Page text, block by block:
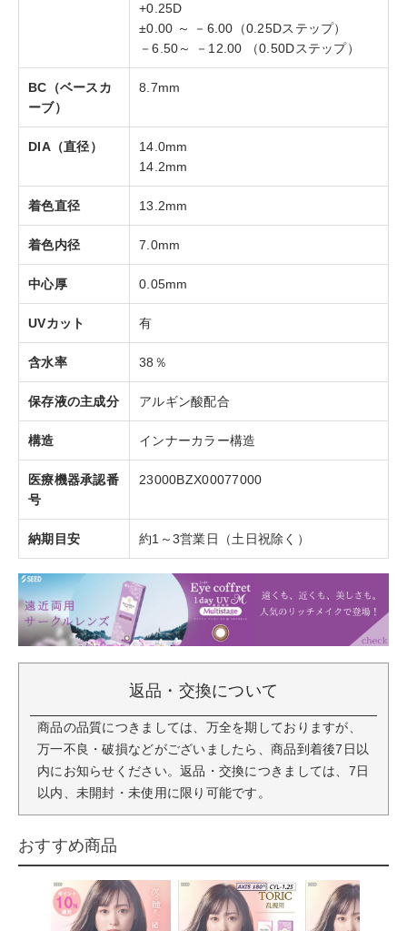
+0.25D
±0.00 ～ －6.00（0.25Dステップ）
－6.50～ －12.00 （0.50Dステップ）
BC（ベースカ
ーブ）
8.7mm
DIA（直径）
14.0mm
14.2mm
着色直径 13.2mm
着色内径 7.0mm
中心厚 0.05mm
UVカット 有
含水率 38％
保存液の主成分 アルギン酸配合
構造 インナーカラー構造
医療機器承認番
号
23000BZX00077000
納期目安 約1～3営業日（土日祝除く）
返品・交換について
商品の品質につきましては、万全を期しておりますが、
万一不良・破損などがございましたら、商品到着後7日以
内にお知らせください。返品・交換につきましては、7日
以内、未開封・未使用に限り可能です。
おすすめ商品